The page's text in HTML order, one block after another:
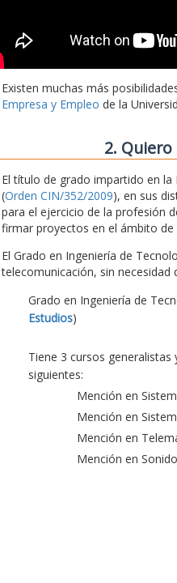
Existen muchas más
Empresa y Empleo de la
2.
El título de grado impartido en
(Orden CIN/352/2009), en sus
para el ejercicio de la profesión
firmar proyectos en el ámbito
El Grado en Ingeniería de
telecomunicación, sin
Grado en Ingeniería de
Estudios)
Tiene 3 cursos
siguientes:
Mención en
Mención en
Mención en
Mención en